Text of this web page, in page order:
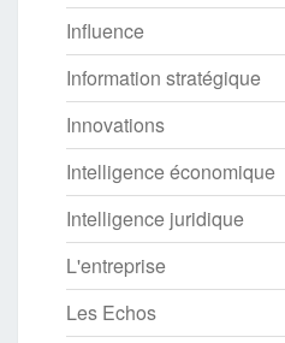
Influence
Information stratégique
Innovations
Intelligence économique
Intelligence juridique
L'entreprise
Les Echos